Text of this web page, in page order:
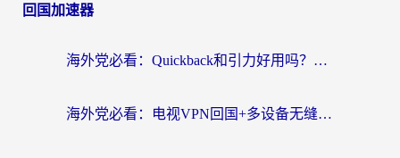
回国加速器
海外党必看：Quickback和引力好用吗？3分钟搞懂回国加速器怎么选
海外党必看：电视VPN回国+多设备无缝访问国内资源的实用指南